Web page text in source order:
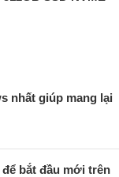
nhất giúp mang lại
bắt đầu mới trên